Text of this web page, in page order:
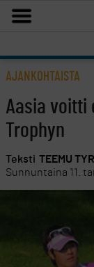
AJANKOHTAISTA
Aasia voitti
Trophyn
Teksti TEEMU
Sunnuntaina 11.